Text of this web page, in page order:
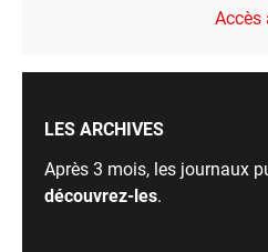
Accès
LES ARCHIVES
Après 3 mois, les journaux
découvrez-les.